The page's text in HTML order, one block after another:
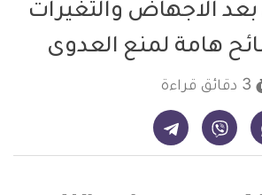
بعد الاجهاض والتغيرات
هامة لمنع العدوى
3 دقائق قراءة
شارك على واتساب - ديلي ميديكال انفو شارك على فايبر - ديلي ميديكال انفو شارك على تيليجرام - ديلي ميديكال انفو